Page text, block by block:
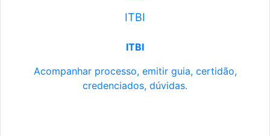
ITBI
ITBI
Acompanhar processo, emitir guia, certidão,
credenciados, dúvidas.